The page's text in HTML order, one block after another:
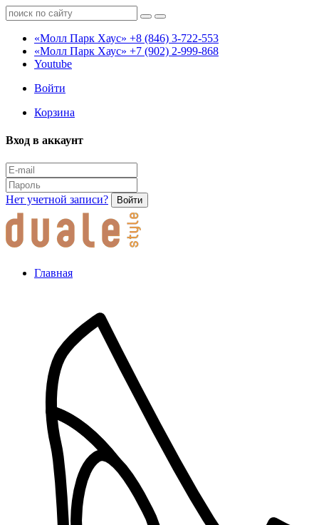
«Молл Парк Хаус» +8 (846) 3-722-553
«Молл Парк Хаус» +7 (902) 2-999-868
Youtube
Войти
Корзина
Вход в аккаунт
Нет учетной записи? Войти
Главная